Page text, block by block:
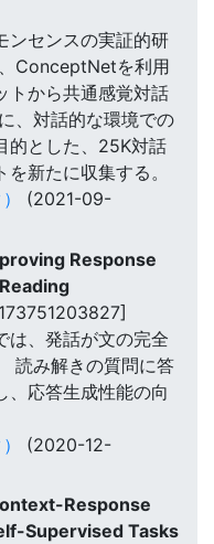
ンセンスの実証的研
ConceptNetを利用
トから共通感覚対話
、対話的な環境での
的とした、25K対話
新たに収集する。
(2021-09-
Response
は、発話が文の完全
読み解きの質問に答
、応答生成性能の向
(2020-12-
Response
Supervised Tasks